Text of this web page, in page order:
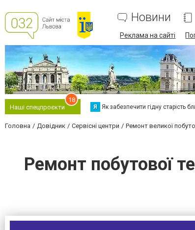
Новини
Реклама на сайті
Наші спецпроєкти
18
Я Як забезпечити гідну старість
Головна Довідник Сервісні центри Ремонт великої
Ремонт побутової